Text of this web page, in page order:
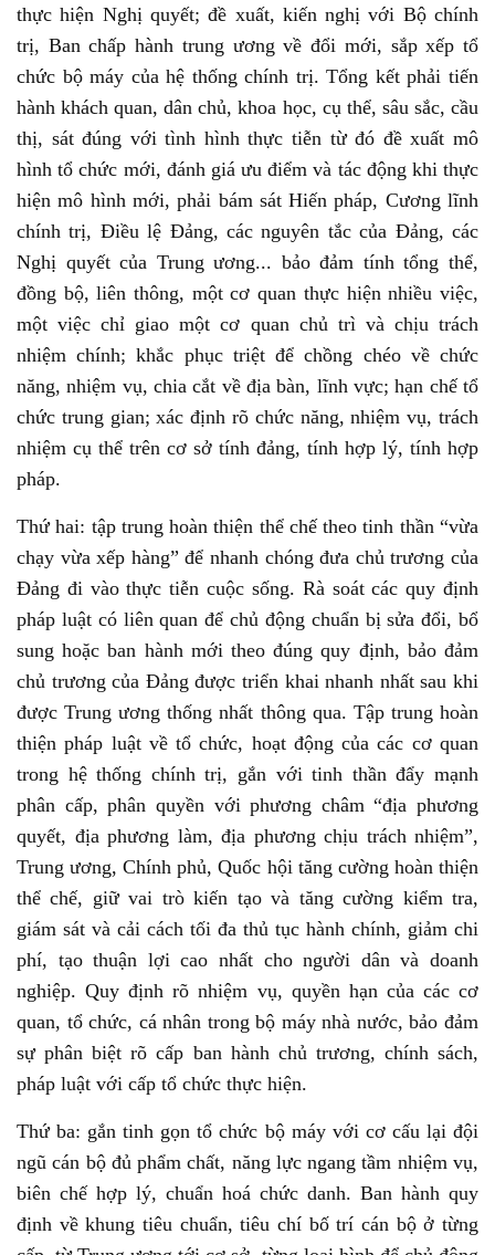
thực hiện Nghị quyết; đề xuất, kiến nghị với Bộ chính
trị, Ban chấp hành trung ương về đổi mới, sắp xếp tổ
chức bộ máy của hệ thống chính trị. Tổng kết phải tiến
hành khách quan, dân chủ, khoa học, cụ thể, sâu sắc, cầu
thị, sát đúng với tình hình thực tiễn từ đó đề xuất mô
hình tổ chức mới, đánh giá ưu điểm và tác động khi thực
hiện mô hình mới, phải bám sát Hiến pháp, Cương lĩnh
chính trị, Điều lệ Đảng, các nguyên tắc của Đảng, các
Nghị quyết của Trung ương... bảo đảm tính tổng thể,
đồng bộ, liên thông, một cơ quan thực hiện nhiều việc,
một việc chỉ giao một cơ quan chủ trì và chịu trách
nhiệm chính; khắc phục triệt để chồng chéo về chức
năng, nhiệm vụ, chia cắt về địa bàn, lĩnh vực; hạn chế tổ
chức trung gian; xác định rõ chức năng, nhiệm vụ, trách
nhiệm cụ thể trên cơ sở tính đảng, tính hợp lý, tính hợp
pháp.
Thứ hai: tập trung hoàn thiện thể chế theo tinh thần “vừa
chạy vừa xếp hàng” để nhanh chóng đưa chủ trương của
Đảng đi vào thực tiễn cuộc sống. Rà soát các quy định
pháp luật có liên quan để chủ động chuẩn bị sửa đổi, bổ
sung hoặc ban hành mới theo đúng quy định, bảo đảm
chủ trương của Đảng được triển khai nhanh nhất sau khi
được Trung ương thống nhất thông qua. Tập trung hoàn
thiện pháp luật về tổ chức, hoạt động của các cơ quan
trong hệ thống chính trị, gắn với tinh thần đẩy mạnh
phân cấp, phân quyền với phương châm “địa phương
quyết, địa phương làm, địa phương chịu trách nhiệm”,
Trung ương, Chính phủ, Quốc hội tăng cường hoàn thiện
thể chế, giữ vai trò kiến tạo và tăng cường kiểm tra,
giám sát và cải cách tối đa thủ tục hành chính, giảm chi
phí, tạo thuận lợi cao nhất cho người dân và doanh
nghiệp. Quy định rõ nhiệm vụ, quyền hạn của các cơ
quan, tổ chức, cá nhân trong bộ máy nhà nước, bảo đảm
sự phân biệt rõ cấp ban hành chủ trương, chính sách,
pháp luật với cấp tổ chức thực hiện.
Thứ ba: gắn tinh gọn tổ chức bộ máy với cơ cấu lại đội
ngũ cán bộ đủ phẩm chất, năng lực ngang tầm nhiệm vụ,
biên chế hợp lý, chuẩn hoá chức danh. Ban hành quy
định về khung tiêu chuẩn, tiêu chí bố trí cán bộ ở từng